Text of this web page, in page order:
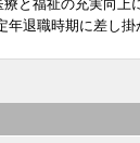
と福祉の充実向上
年退職時期に差し